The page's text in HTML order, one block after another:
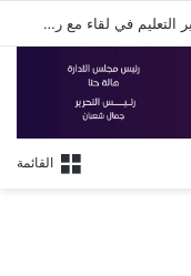
مدير تعليم الإسكندرية يستعرض رؤية تطوير التعليم في لقاء مع روتاري الإسكندرية
القائمة